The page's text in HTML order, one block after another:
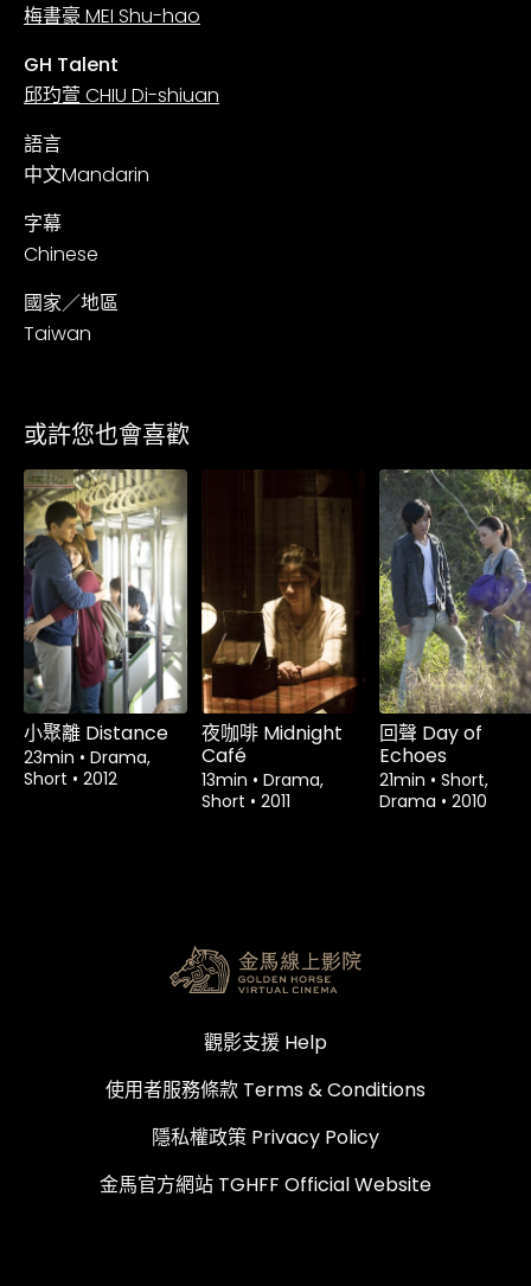
梅書豪 MEI Shu-hao
GH Talent
邱玓萱 CHIU Di-shiuan
語言
中文Mandarin
字幕
Chinese
國家／地區
Taiwan
或許您也會喜歡
租借$1.80
小聚離 Distance
23min • Drama,
Short • 2012
租借$1.80
夜咖啡 Midnight
Café
13min • Drama,
Short • 2011
租借$1.80
回聲 Day of
Echoes
21min • Short,
Drama • 2010
觀影支援 Help
使用者服務條款 Terms & Conditions
隱私權政策 Privacy Policy
金馬官方網站 TGHFF Official Website